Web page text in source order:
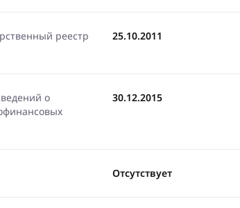
реестр
25.10.2011
о
30.12.2015
Отсутствует